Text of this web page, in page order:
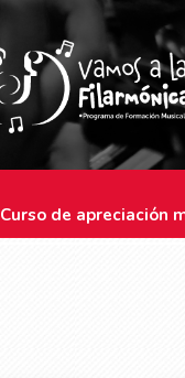
Curso de apreciación